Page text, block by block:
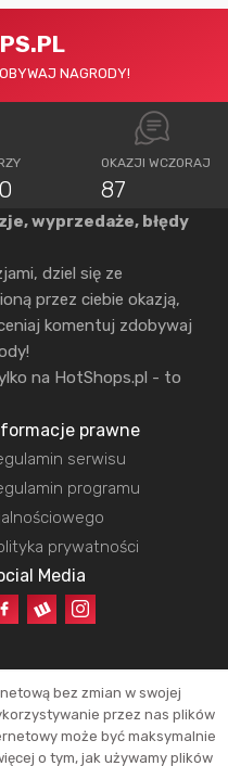
NAGRODY!
OKAZJI WCZORAJ
87
wyprzedaże, błędy
dziel się ze
przez ciebie okazją,
komentuj zdobywaj
na HotShops.pl - to
prawne
serwisu
programu
prywatności
Media
prawa zastrzeżone.
bez zmian w swojej
przez nas plików
może być maksymalnie
o tym, jak używamy plików